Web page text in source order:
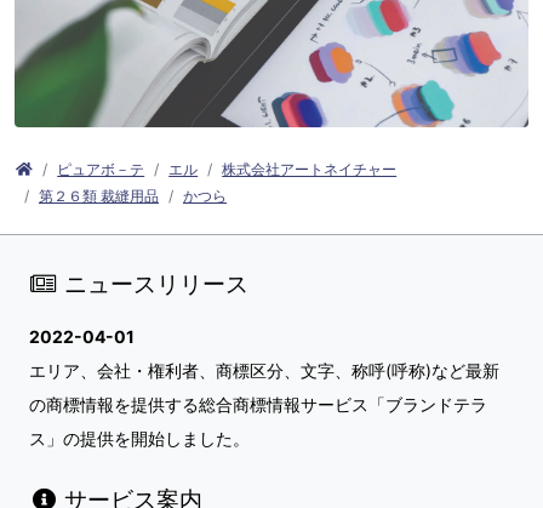
ピュアボ－テ エル
株式会社アートネイチャー
第２６類 裁縫用品
かつら
ニュースリリース
2022-04-01
エリア、会社・権利者、商標区分、文字、称呼(呼称)など最新
の商標情報を提供する総合商標情報サービス「ブランドテラ
ス」の提供を開始しました。
サービス案内